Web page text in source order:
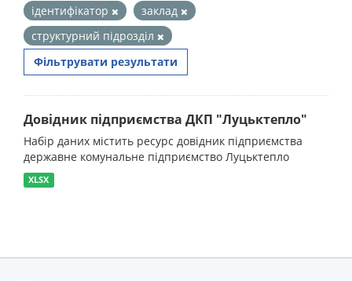
ідентифікатор
заклад
структурний підрозділ
Фільтрувати результати
Довідник підприємства ДКП "Луцьктепло"
Набір даних містить ресурс довідник підприємства
державне комунальне підприємство Луцьктепло
XLSX